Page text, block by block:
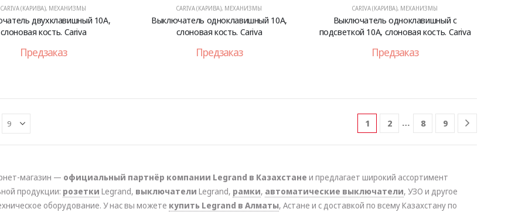
CARIVA (КАРИВА), МЕХАНИЗМЫ
двухклавишный 10А,
слоновая кость. Cariva
Предзаказ
CARIVA (КАРИВА), МЕХАНИЗМЫ
Выключатель одноклавишный 10А,
слоновая кость. Cariva
Предзаказ
CARIVA (КАРИВА), МЕХАНИЗМЫ
Выключатель одноклавишный с
подсветкой 10А, слоновая кость. Cariva
Предзаказ
1 2 … 8 9
магазин — официальный партнёр компании Legrand в Казахстане и предлагает широкий ассортимент
продукции: розетки Legrand, выключатели Legrand, рамки, автоматические выключатели, УЗО и другое
оборудование. У нас вы можете купить Legrand в Алматы, Астане и с доставкой по всему Казахстану по